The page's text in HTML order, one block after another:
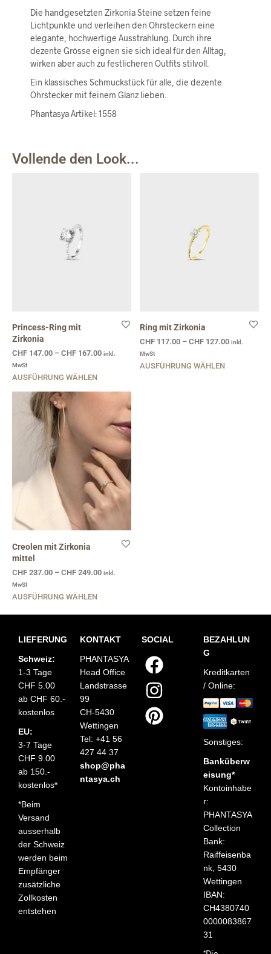
Die handgesetzten Zirkonia Steine setzen feine
Lichtpunkte und verleihen den Ohrsteckern eine
elegante, hochwertige Ausstrahlung. Durch ihre
dezente Grösse eignen sie sich ideal für den Alltag,
wirken aber auch zu festlicheren Outfits stilvoll.
Ein klassisches Schmuckstück für alle, die dezente
Ohrstecker mit feinem Glanz lieben.
Phantasya Artikel: 1558
Vollende den Look...
Princess-Ring mit
Zirkonia
CHF 147.00 – CHF 167.00 inkl.
MwSt
AUSFÜHRUNG WÄHLEN
Ring mit Zirkonia
CHF 117.00 – CHF 127.00 inkl.
MwSt
AUSFÜHRUNG WÄHLEN
Creolen mit Zirkonia
mittel
CHF 237.00 – CHF 249.00 inkl.
MwSt
AUSFÜHRUNG WÄHLEN
LIEFERUNG
Schweiz:
1-3 Tage
CHF 5.00
ab CHF 60.-
kostenlos
EU:
3-7 Tage
CHF 9.00
ab 150.-
kostenlos*
*Beim
Versand
ausserhalb
der Schweiz
werden beim
Empfänger
zusätzliche
Zollkosten
entstehen
KONTAKT
PHANTASYA
Head Office
Landstrasse
99
CH-5430
Wettingen
Tel: +41 56
427 44 37
shop@pha
ntasya.ch
SOCIAL
BEZAHLUN
G
Kreditkarten
/ Online:
Sonstiges:
Banküberw
eisung*
Kontoinhabe
r:
PHANTASYA
Collection
Bank:
Raiffeisenba
nk, 5430
Wettingen
IBAN:
CH4380740
0000083867
31